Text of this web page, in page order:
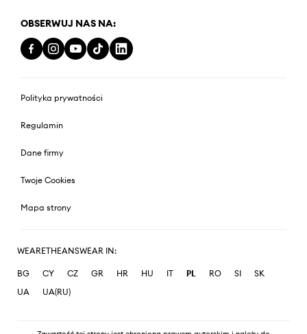
OBSERWUJ NAS NA:
Polityka prywatności
Regulamin
Dane firmy
Twoje Cookies
Mapa strony
WEARETHEANSWEAR IN:
BG CY CZ GR HR HU IT PL RO SI
SK
UA
UA(RU)